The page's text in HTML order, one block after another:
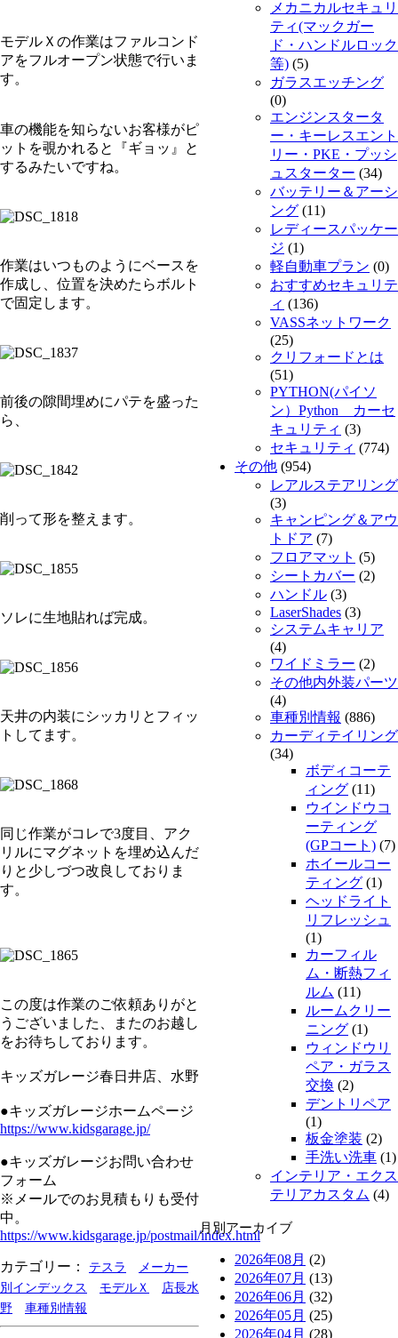
モデルＸの作業はファルコンド
アをフルオープン状態で行いま
す。
車の機能を知らないお客様がピ
ットを覗かれると『ギョッ』と
するみたいですね。
作業はいつものようにベースを
作成し、位置を決めたらボルト
で固定します。
前後の隙間埋めにパテを盛った
ら、
削って形を整えます。
ソレに生地貼れば完成。
天井の内装にシッカリとフィッ
トしてます。
同じ作業がコレで3度目、アク
リルにマグネットを埋め込んだ
りと少しづつ改良しておりま
す。
この度は作業のご依頼ありがと
うございました、またのお越し
をお待ちしております。
キッズガレージ春日井店、水野
●キッズガレージホームページ
https://www.kidsgarage.jp/
●キッズガレージお問い合わせ
フォーム
※メールでのお見積もりも受付
中。
https://www.kidsgarage.jp/postmail/index.html
カテゴリー： テスラ
メーカー
別インデックス
モデルＸ
店長水
野
車種別情報
メカニカルセキュリ
ティ(マックガー
ド・ハンドルロック
等) (5)
ガラスエッチング
(0)
エンジンスタータ
ー・キーレスエント
リー・PKE・プッシ
ュスターター (34)
バッテリー＆アーシ
ング (11)
レディースパッケー
ジ (1)
軽自動車プラン (0)
おすすめセキュリテ
ィ (136)
VASSネットワーク
(25)
クリフォードとは
(51)
PYTHON(パイソ
ン）Python カーセ
キュリティ (3)
セキュリティ (774)
その他 (954)
レアルステアリング
(3)
キャンピング＆アウ
トドア (7)
フロアマット (5)
シートカバー (2)
ハンドル (3)
LaserShades (3)
システムキャリア
(4)
ワイドミラー (2)
その他内外装パーツ
(4)
車種別情報 (886)
カーディテイリング
(34)
ボディコーテ
ィング (11)
ウインドウコ
ーティング
(GPコート) (7)
ホイールコー
ティング (1)
ヘッドライト
リフレッシュ
(1)
カーフィル
ム・断熱フィ
ルム (11)
ルームクリー
ニング (1)
ウィンドウリ
ペア・ガラス
交換 (2)
デントリペア
(1)
板金塗装 (2)
手洗い洗車 (1)
インテリア・エクス
テリアカスタム (4)
月別アーカイブ
2026年08月 (2)
2026年07月 (13)
2026年06月 (32)
2026年05月 (25)
2026年04月 (28)